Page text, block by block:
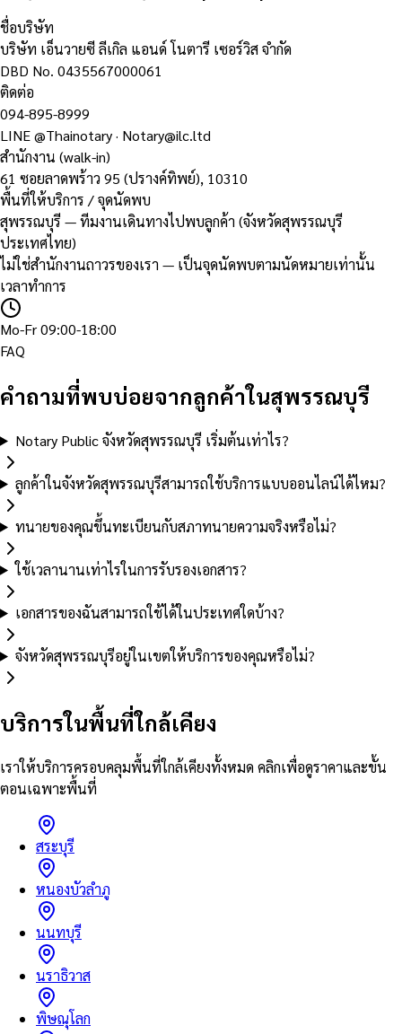
ชื่อบริษัท
บริษัท เอ็นวายซี ลีเกิล แอนด์ โนตารี เซอร์วิส จำกัด
DBD No. 0435567000061
ติดต่อ
094-895-8999
LINE@Thainotary· Notary@ilc.ltd
สำนักงาน (walk-in)
61 ซอยลาดพร้าว 95 (ปรางค์ทิพย์), 10310
พื้นที่ให้บริการ / จุดนัดพบ
สุพรรณบุรี — ทีมงานเดินทางไปพบลูกค้า (จังหวัดสุพรรณบุรี
ประเทศไทย)
ไม่ใช่สำนักงานถาวรของเรา — เป็นจุดนัดพบตามนัดหมายเท่านั้น
เวลาทำการ
Mo-Fr 09:00-18:00
FAQ
คำถามที่พบบ่อยจากลูกค้าในสุพรรณบุรี
Notary Public จังหวัดสุพรรณบุรี เริ่มต้นเท่าไร?
ลูกค้าในจังหวัดสุพรรณบุรีสามารถใช้บริการแบบออนไลน์ได้ไหม?
ทนายของคุณขึ้นทะเบียนกับสภาทนายความจริงหรือไม่?
ใช้เวลานานเท่าไรในการรับรองเอกสาร?
เอกสารของฉันสามารถใช้ได้ในประเทศใดบ้าง?
จังหวัดสุพรรณบุรีอยู่ในเขตให้บริการของคุณหรือไม่?
บริการในพื้นที่ใกล้เคียง
เราให้บริการครอบคลุมพื้นที่ใกล้เคียงทั้งหมด คลิกเพื่อดูราคาและขั้น
ตอนเฉพาะพื้นที่
สระบุรี
หนองบัวลำภู
นนทบุรี
นราธิวาส
พิษณุโลก